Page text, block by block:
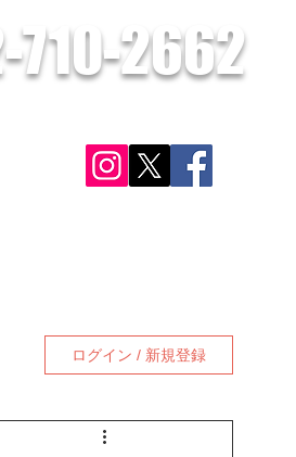
710-2662
ログイン / 新規登録